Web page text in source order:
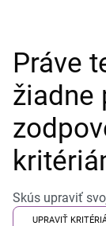
Práve
žiadne
Skús upraviť
UPRAVIŤ